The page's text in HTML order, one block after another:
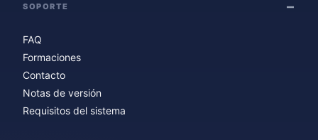
SOPORTE
FAQ
Formaciones
Contacto
Notas de versión
Requisitos del sistema